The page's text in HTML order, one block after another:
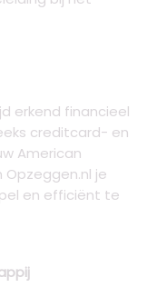
erkend financieel
creditcard- en
American
Opzeggen.nl je
en efficiënt te